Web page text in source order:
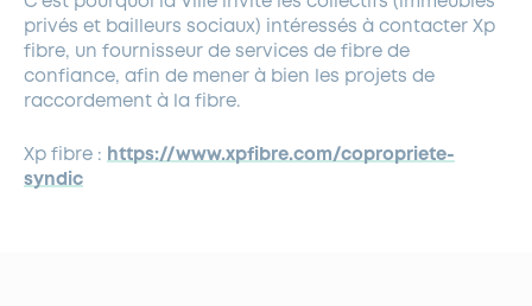
privés et bailleurs sociaux) intéressés à contacter Xp
fibre, un fournisseur de services de fibre de
confiance, afin de mener à bien les projets de
raccordement à la fibre.
Xp fibre : https://www.xpfibre.com/copropriete-
syndic